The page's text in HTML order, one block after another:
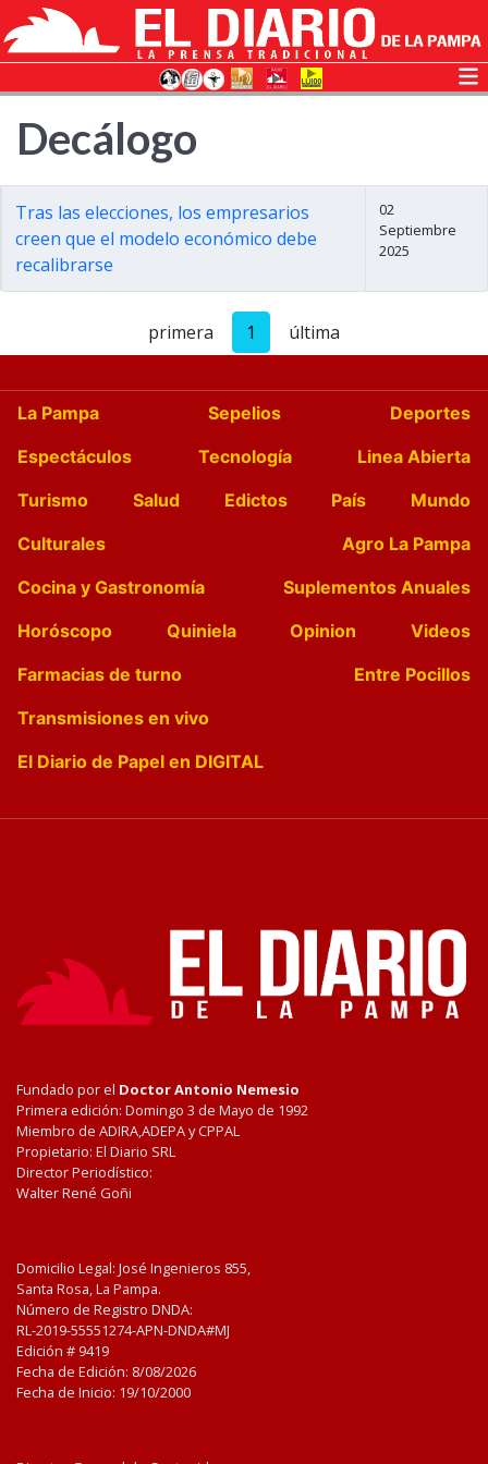
Decálogo
Tras las elecciones, los empresarios
creen que el modelo económico debe
recalibrarse
02
Septiembre
2025
primera 1 última
La Pampa Sepelios
Deportes
Espectáculos
Tecnología
Linea Abierta
Turismo
Salud Edictos País
Mundo
Culturales
Agro La Pampa
Cocina y Gastronomía
Suplementos Anuales
Horóscopo
Quiniela Opinion
Videos
Farmacias de turno
Entre Pocillos
Transmisiones en vivo
El Diario de Papel en DIGITAL
Fundado por el Doctor Antonio Nemesio
Primera edición: Domingo 3 de Mayo de 1992
Miembro de ADIRA,ADEPA y CPPAL
Propietario: El Diario SRL
Director Periodístico:
Walter René Goñi
Domicilio Legal: José Ingenieros 855,
Santa Rosa, La Pampa.
Número de Registro DNDA:
RL-2019-55551274-APN-DNDA#MJ
Edición # 9419
Fecha de Edición: 8/08/2026
Fecha de Inicio: 19/10/2000